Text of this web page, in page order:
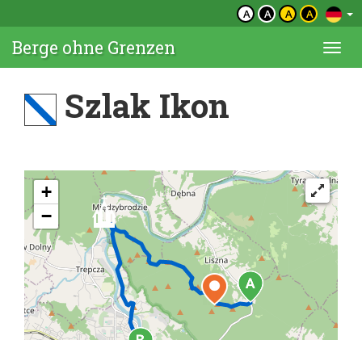
A A A A
Berge ohne Grenzen
Szlak Ikon
+
−